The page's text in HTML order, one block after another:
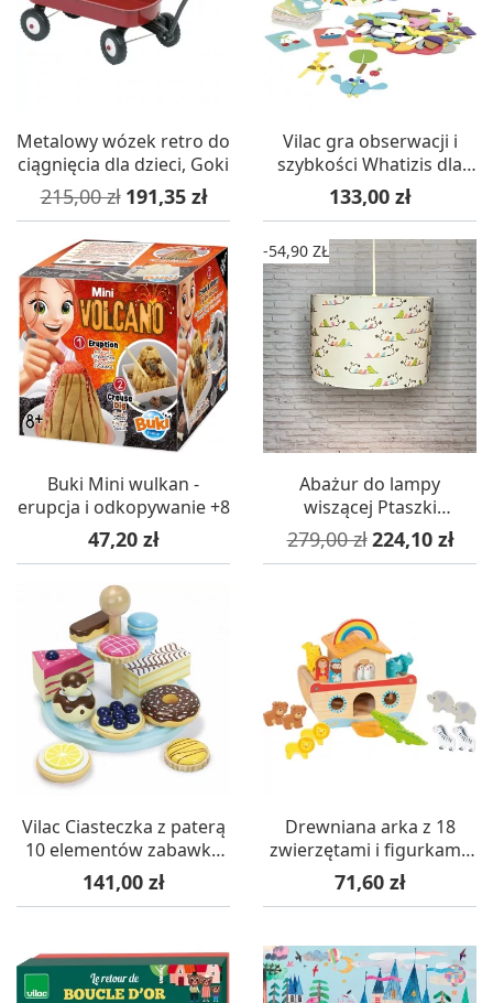
Metalowy wózek retro do
ciągnięcia dla dzieci, Goki
Cena podstawowa
215,00 zł Cena
191,35 zł
Vilac gra obserwacji i
szybkości Whatizis dla
dzieci od 3 lat
Cena
133,00 zł
Buki Mini wulkan -
erupcja i odkopywanie +8
Cena
47,20 zł
Abażur do lampy
wiszącej Ptaszki
kolorowe, Lamps & Co.
Cena podstawowa
279,00 zł Cena
224,10 zł
-54,90 ZŁ
Vilac Ciasteczka z paterą
10 elementów zabawka
drewniana +3
Cena
141,00 zł
Drewniana arka z 18
zwierzętami i figurkami,
Goki
Cena
71,60 zł